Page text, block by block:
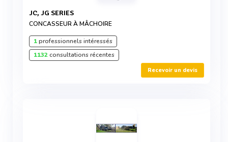
JC, JG SERIES
CONCASSEUR À MÂCHOIRE
1professionnels intéressés
1132consultations récentes
Recevoir un devis